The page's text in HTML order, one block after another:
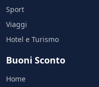
Sport
Viaggi
Hotel e Turismo
Buoni Sconto
Home